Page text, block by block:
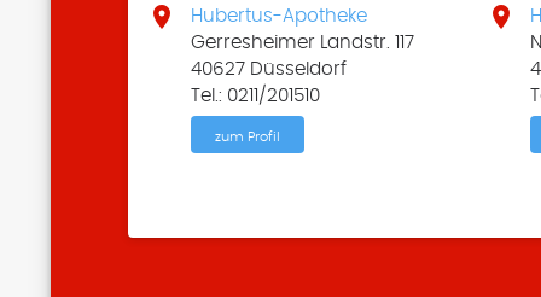

Hubertus-Apotheke
Gerresheimer Landstr. 117
40627 Düsseldorf
Tel.: 0211/201510
zum Profil
